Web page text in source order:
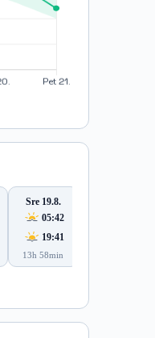
Sre 19.8.
05:42
19:41
13h 58min